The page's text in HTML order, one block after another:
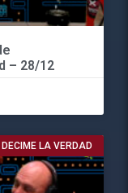
– 28/12
DECIME LA VERDAD